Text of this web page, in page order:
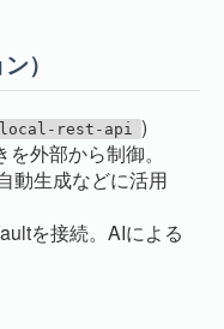
）
rest-api
)
外部から制御。
動生成などに活用
を接続。AIによる